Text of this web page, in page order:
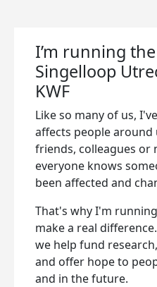
I’m running the
Singelloop
KWF
Like so many of us,
affects people around
friends, colleagues or
everyone knows
been affected and
That's why I'm
make a real
we help fund
and offer hope to
and in the future.